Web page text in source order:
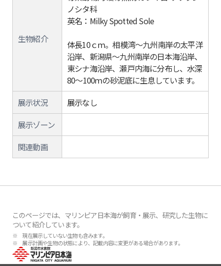
生物紹介
ノシタ科
英名：Milky Spotted Sole
体長10ｃｍ。相模湾～九州南岸の太平洋
沿岸、新潟県～九州南岸の日本海沿岸、
東シナ海沿岸、瀬戸内海に分布し、水深
80～100ｍの砂泥底に生息しています。
展示状況
展示なし
展示ゾーン
関連動画
このページでは、マリンピア日本海が飼育・展示、研究した生物に
ついて紹介しています。
※ 現在展示していない生物も含みます。
※ 展示計画や生物の状態により、記載内容に変更がある場合があります。